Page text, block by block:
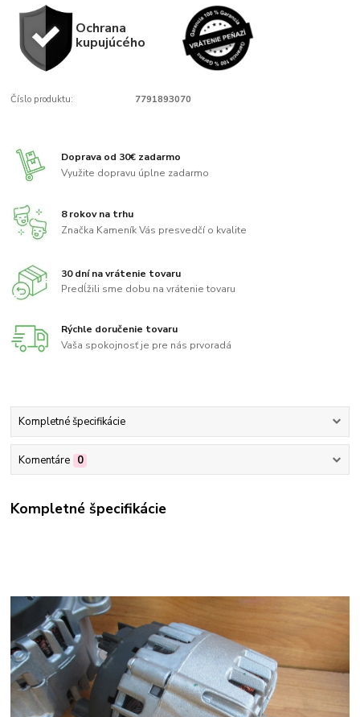
Ochrana
kupujúcého
Číslo produktu: 7791893070
Doprava od 30€ zadarmo
Využite dopravu úplne zadarmo
8 rokov na trhu
Značka Kameník Vás presvedčí o kvalite
30 dní na vrátenie tovaru
Predĺžili sme dobu na vrátenie tovaru
Rýchle doručenie tovaru
Vaša spokojnosť je pre nás prvoradá
Kompletné špecifikácie
Komentáre 0
Kompletné špecifikácie